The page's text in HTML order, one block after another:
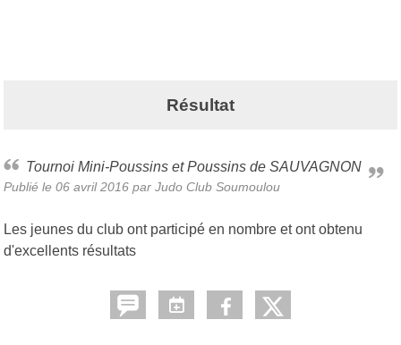
Résultat
Tournoi Mini-Poussins et Poussins de SAUVAGNON
Publié le 06 avril 2016 par Judo Club Soumoulou
Les jeunes du club ont participé en nombre et ont obtenu
d'excellents résultats